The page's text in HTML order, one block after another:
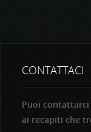
CONTATTACI
Puoi
ai recapiti che